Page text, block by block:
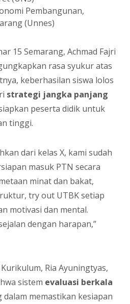
Pembangunan,
(Unnes)
15 Semarang, Achmad Fajri
rasa syukur atas
keberhasilan siswa lolos
strategi jangka panjang
peserta didik untuk
tinggi.
dari kelas X, kami sudah
masuk PTN secara
minat dan bakat,
try out UTBK setiap
motivasi dan mental.
dengan harapan,”
Ria Ayuningtyas,
sistem evaluasi berkala
memastikan kesiapan